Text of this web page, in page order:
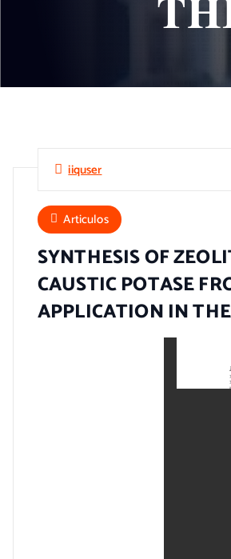
iiquser
Articulos
SYNTHESIS OF
CAUSTIC POTASE
APPLICATION IN